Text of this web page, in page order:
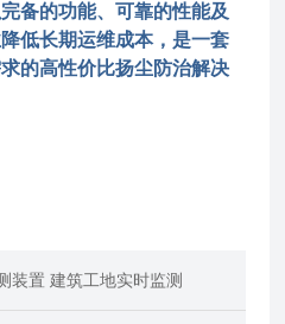
备的功能、可靠的性能及
低长期运维成本，是一套
的高性价比扬尘防治解决
装置 建筑工地实时监测